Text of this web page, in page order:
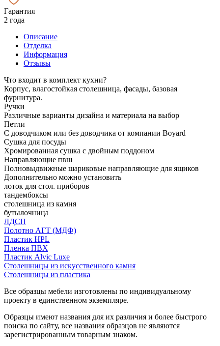
Гарантия
2 года
Описание
Отделка
Информация
Отзывы
Что входит в комплект кухни?
Корпус, влагостойкая столешница, фасады, базовая
фурнитура.
Ручки
Различные варианты дизайна и материала на выбор
Петли
С доводчиком или без доводчика от компании Boyard
Сушка для посуды
Хромированная сушка с двойным поддоном
Направляющие пвш
Полновыдвижные шариковые направляющие для ящиков
Дополнительно можно установить
лоток для стол. приборов
тандембоксы
столешница из камня
бутылочница
ЛДСП
Полотно АГТ (МДФ)
Пластик HPL
Пленка ПВХ
Пластик Alvic Luxe
Столешницы из искусственного камня
Столешницы из пластика
Все образцы мебели изготовлены по индивидуальному
проекту в единственном экземпляре.
Образцы имеют названия для их различия и более быстрого
поиска по сайту, все названия образцов не являются
зарегистрированным товарным знаком.